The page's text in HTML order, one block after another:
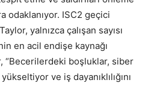
odaklanıyor. ISC2 geçici
yalnızca çalışan sayısı
en acil endişe kaynağı
“Becerilerdeki boşluklar, siber
ve iş dayanıklılığını